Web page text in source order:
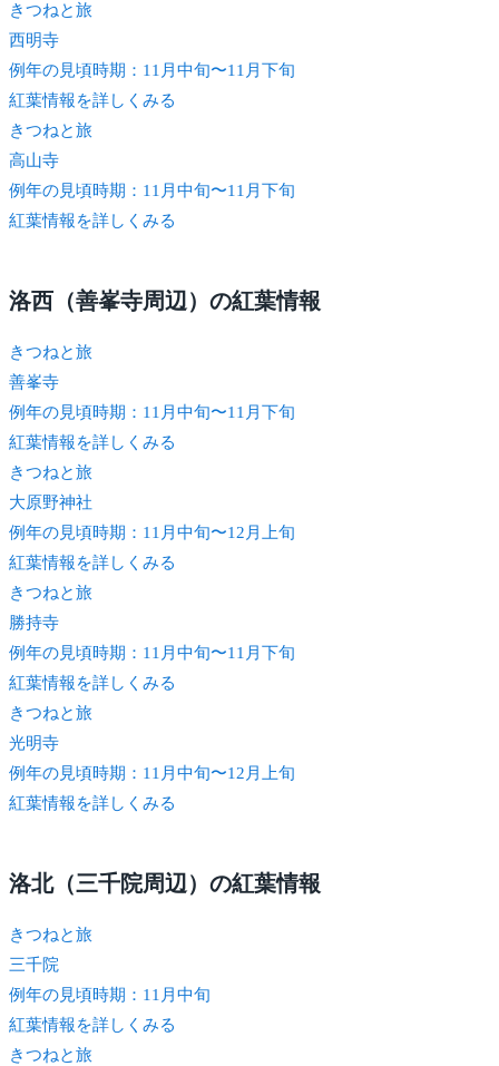
きつねと旅
西明寺
例年の見頃時期：11月中旬〜11月下旬
紅葉情報を詳しくみる
きつねと旅
高山寺
例年の見頃時期：11月中旬〜11月下旬
紅葉情報を詳しくみる
洛西（善峯寺周辺）の紅葉情報
きつねと旅
善峯寺
例年の見頃時期：11月中旬〜11月下旬
紅葉情報を詳しくみる
きつねと旅
大原野神社
例年の見頃時期：11月中旬〜12月上旬
紅葉情報を詳しくみる
きつねと旅
勝持寺
例年の見頃時期：11月中旬〜11月下旬
紅葉情報を詳しくみる
きつねと旅
光明寺
例年の見頃時期：11月中旬〜12月上旬
紅葉情報を詳しくみる
洛北（三千院周辺）の紅葉情報
きつねと旅
三千院
例年の見頃時期：11月中旬
紅葉情報を詳しくみる
きつねと旅